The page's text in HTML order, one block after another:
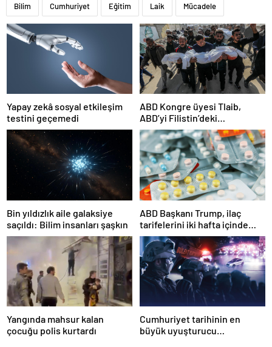
Bilim Cumhuriyet Eğitim Laik Mücadele
Yapay zekâ sosyal etkileşim
testini geçemedi
ABD Kongre üyesi Tlaib,
ABD’yi Filistin’deki
“soykırımda suç ortağı”
olmakla itham etti
Bin yıldızlık aile galaksiye
saçıldı: Bilim insanları şaşkın
ABD Başkanı Trump, ilaç
tarifelerini iki hafta içinde
açıklayacağını söyledi
Yangında mahsur kalan
çocuğu polis kurtardı
Cumhuriyet tarihinin en
büyük uyuşturucu